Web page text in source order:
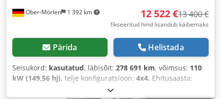
Ober-Mörlen 1 392 km 12 522 €13 400 €
fikseeritud hind lisandub käibemaks
Pärida Helistada
Seisukord: kasutatud, läbisõit: 278 691 km, võimsus: 110
kW (149,56 hj), telje konfiguratsioon: 4x4, Ehitusaasta: